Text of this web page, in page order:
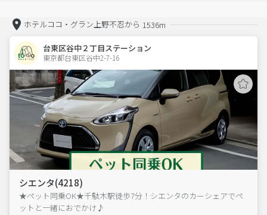
ホテルココ・グラン上野不忍から 1536m
台東区谷中２丁目ステーション
東京都台東区谷中2-7-16
シエンタ(4218)
★ペット同乗OK★千駄木駅徒歩7分！シエンタのカーシェアでペ
ットと一緒におでかけ♪